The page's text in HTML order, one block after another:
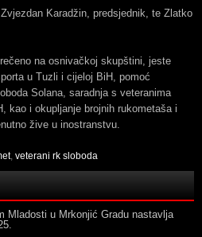
Karadžin, predsjednik, te Zlatko
na osnivačkoj skupštini, jeste
u Tuzli i cijeloj BiH, pomoć
Solana, saradnja s veteranima
kao i okupljanje brojnih rukometaša i
žive u inostranstvu.
, veterani rk sloboda
Mladosti u Mrkonjić Gradu nastavlja